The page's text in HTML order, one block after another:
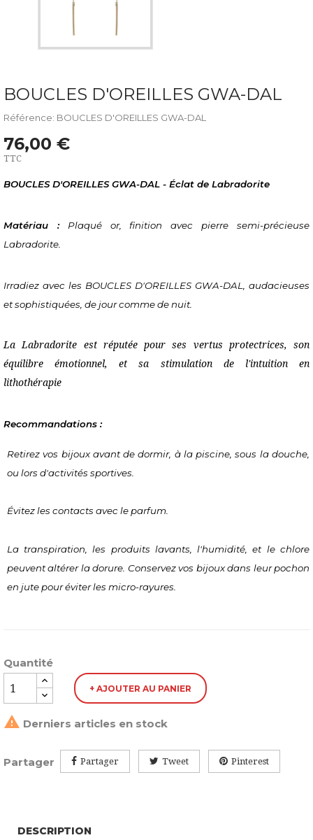
BOUCLES D'OREILLES GWA-DAL
Référence: BOUCLES D'OREILLES GWA-DAL
76,00 €
TTC
BOUCLES D'OREILLES GWA-DAL - Éclat de Labradorite
Matériau : Plaqué or, finition avec pierre semi-précieuse
Labradorite.
Irradiez avec les BOUCLES D'OREILLES GWA-DAL, audacieuses
et sophistiquées, de jour comme de nuit.
La Labradorite est réputée pour ses vertus protectrices, son
équilibre émotionnel, et sa stimulation de l'intuition en
lithothérapie
Recommandations :
Retirez vos bijoux avant de dormir, à la piscine, sous la douche,
ou lors d'activités sportives.
Évitez les contacts avec le parfum.
La transpiration, les produits lavants, l'humidité, et le chlore
peuvent altérer la dorure. Conservez vos bijoux dans leur pochon
en jute pour éviter les micro-rayures.
Quantité
+ AJOUTER AU PANIER
 Derniers articles en stock
Partager Partager Tweet Pinterest
DESCRIPTION